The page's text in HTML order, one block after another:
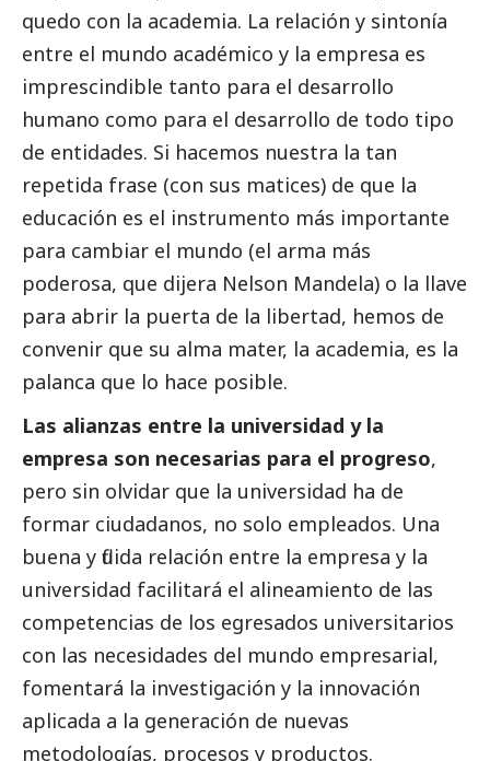
quedo con la academia. La relación y sintonía
entre el mundo académico y la empresa es
imprescindible tanto para el desarrollo
humano como para el desarrollo de todo tipo
de entidades. Si hacemos nuestra la tan
repetida frase (con sus matices) de que la
educación es el instrumento más importante
para cambiar el mundo (el arma más
poderosa, que dijera Nelson Mandela) o la llave
para abrir la puerta de la libertad, hemos de
convenir que su alma mater, la academia, es la
palanca que lo hace posible.
Las alianzas entre la universidad y la
empresa son necesarias para el progreso,
pero sin olvidar que la universidad ha de
formar ciudadanos, no solo empleados. Una
buena y fluida relación entre la empresa y la
universidad facilitará el alineamiento de las
competencias de los egresados universitarios
con las necesidades del mundo empresarial,
fomentará la investigación y la innovación
aplicada a la generación de nuevas
metodologías, procesos y productos.